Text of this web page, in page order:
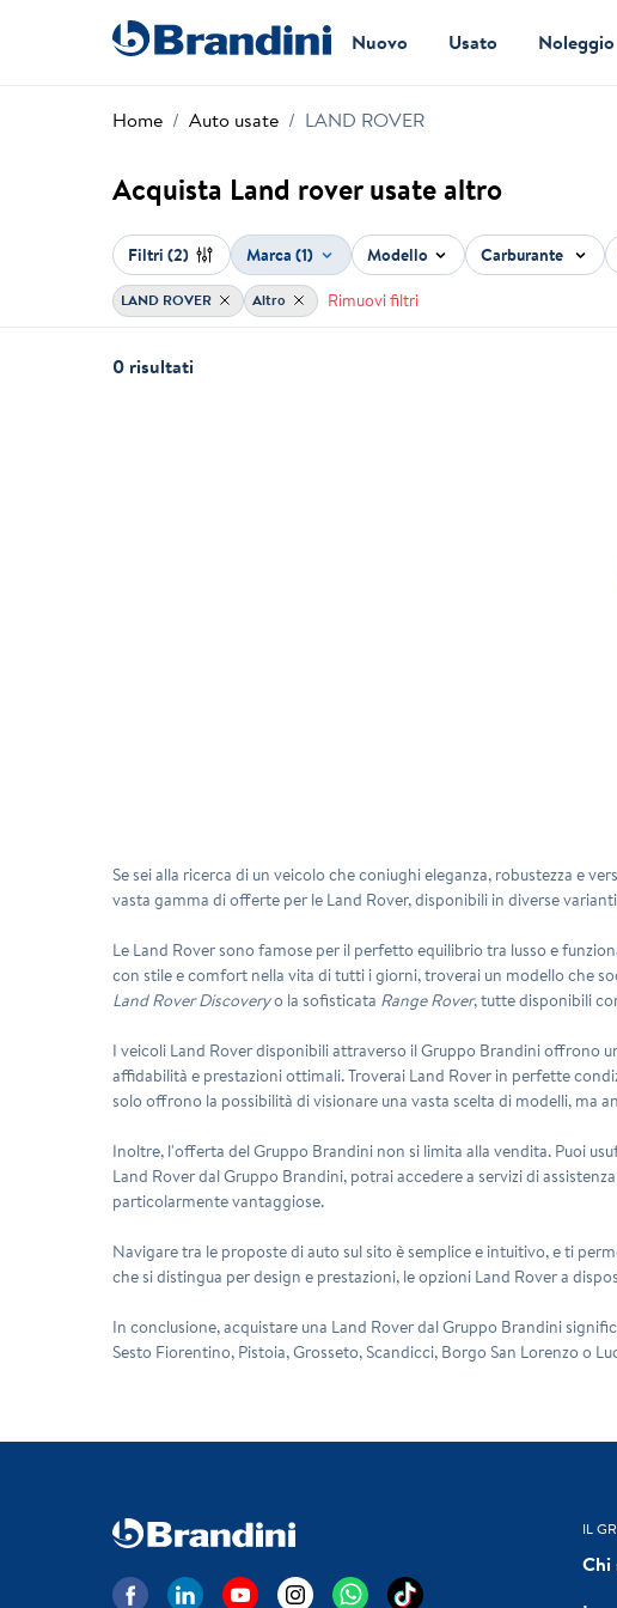
Nuovo Usato Noleggio
Home Auto usate LAND ROVER
Acquista Land rover usate altro
Filtri(2) Marca (1) Modello Carburante
LAND ROVER Altro Rimuovi filtri
0 risultati
Se sei alla ricerca di un veicolo che coniughi eleganza, robustezza e
vasta gamma di offerte per le Land Rover, disponibili in diverse
Le Land Rover sono famose per il perfetto equilibrio tra lusso e
con stile e comfort nella vita di tutti i giorni, troverai un modello che
Land Rover Discoveryo la sofisticata Range Rover, tutte disponibili
I veicoli Land Rover disponibili attraverso il Gruppo Brandini offrono
affidabilità e prestazioni ottimali. Troverai Land Rover in perfette
solo offrono la possibilità di visionare una vasta scelta di modelli, ma
Inoltre, l'offerta del Gruppo Brandini non si limita alla vendita. Puoi
Land Rover dal Gruppo Brandini, potrai accedere a servizi di
particolarmente vantaggiose.
Navigare tra le proposte di auto sul sito è semplice e intuitivo, e ti
che si distingua per design e prestazioni, le opzioni Land Rover a
In conclusione, acquistare una Land Rover dal Gruppo Brandini
Sesto Fiorentino, Pistoia, Grosseto, Scandicci, Borgo San Lorenzo o
IL
Chi